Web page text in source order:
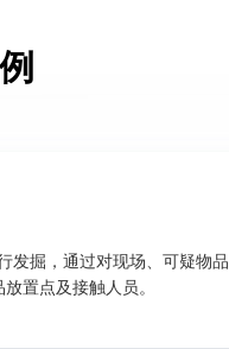
发掘，通过对现场、可疑物
置点及接触人员。